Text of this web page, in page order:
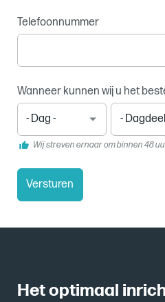
Telefoonnummer
Wanneer kunnen wij u het
Dag
(not
required)
Dagdeel
(not
required)
Wij streven ernaar om binnen 48
Versturen
Het optimaal